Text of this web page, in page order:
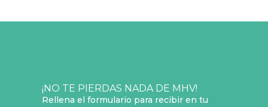
¡NO TE PIERDAS NADA DE MHV!
Rellena el formulario para recibir en tu